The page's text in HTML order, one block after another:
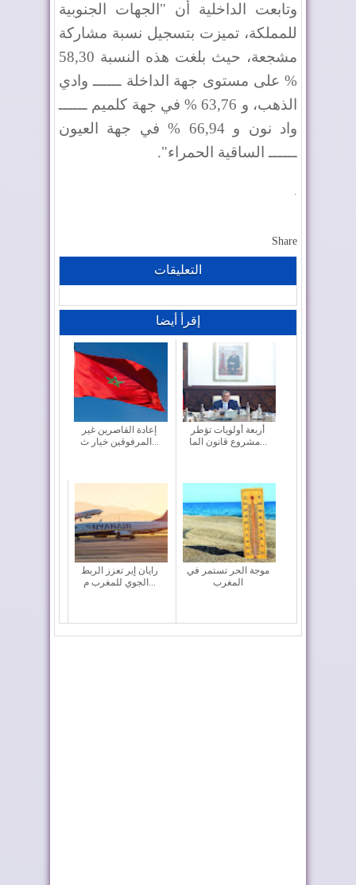
وتابعت الداخلية أن "الجهات الجنوبية
للمملكة، تميزت بتسجيل نسبة مشاركة
مشجعة، حيث بلغت هذه النسبة 58,30
% على مستوى جهة الداخلة ــــــ وادي
الذهب، و 63,76 % في جهة كلميم ــــــ
واد نون و 66,94 % في جهة العيون
ــــــ الساقية الحمراء".
.
Share
التعليقات
إقرأ أيضا
إعادة القاصرين غير
المرفوقين خيار ث...
أربعة أولويات تؤطر
مشروع قانون الما...
رايان إير تعزز الربط
الجوي للمغرب م...
موجة الحر تستمر في
المغرب